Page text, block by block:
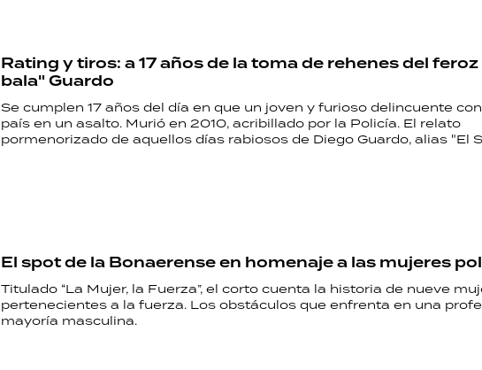
Rating y tiros: a 17 años de la toma de rehenes del
bala" Guardo
Se cumplen 17 años del día en que un joven y furioso delincuente
país en un asalto. Murió en 2010, acribillado por la Policía. El relato
pormenorizado de aquellos días rabiosos de Diego Guardo, alias "El
El spot de la Bonaerense en homenaje a las mujeres
Titulado “La Mujer, la Fuerza”, el corto cuenta la historia de nueve
pertenecientes a la fuerza. Los obstáculos que enfrenta en una
mayoría masculina.